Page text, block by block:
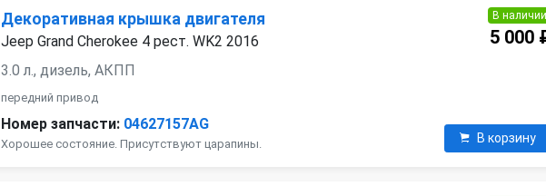
Декоративная крышка двигателя
Jeep Grand Cherokee 4 рест. WK2 2016
3.0 л., дизель, АКПП
передний привод
Номер запчасти: 04627157AG
Хорошее состояние. Присутствуют царапины.
В наличии
5 000
В корзину